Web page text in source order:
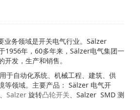
务领域是开关电气行业。 Sälzer
1956年，60多年来，Sälzer电气集团一
发，生产和销售。
于自动化系统、机械工程、建筑、供
等领域。主要产品： Sälzer 电气开
、 Salzer 旋转凸轮开关、Salzer SMD 测